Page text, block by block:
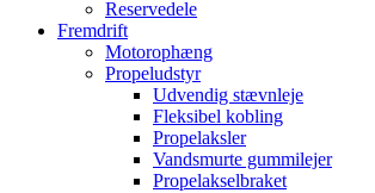
Reservedele
Fremdrift
Motorophæng
Propeludstyr
Udvendig stævnleje
Fleksibel kobling
Propelaksler
Vandsmurte gummilejer
Propelakselbraket